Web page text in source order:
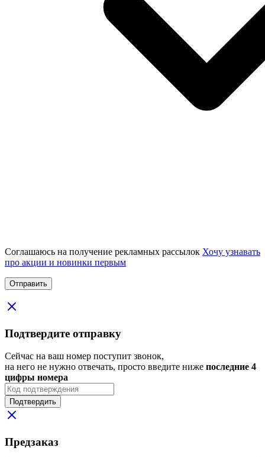
Соглашаюсь на получение рекламных рассылок Хочу узнавать
про акции и новинки первым
Подтвердите отправку
Сейчас на ваш номер поступит звонок,
на него не нужно отвечать, просто введите ниже последние 4
цифры номера
Подтвердить
Предзаказ